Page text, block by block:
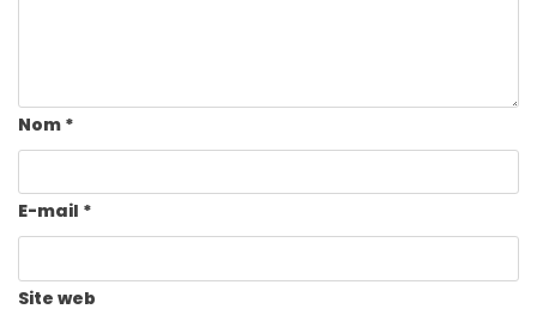
Nom *
E-mail *
Site web